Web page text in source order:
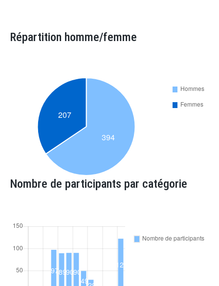
Répartition homme/femme
Nombre de participants par catégorie